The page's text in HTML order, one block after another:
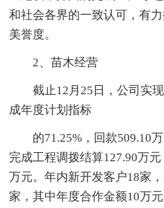
和社会各界的一致认可，有
美誉度。
2、苗木经营
截止12月25日，公司实
成年度计划指标
的71.25%，回款509.10
完成工程调拨结算127.90万
万元。年内新开发客户18家
家，其中年度合作金额10万